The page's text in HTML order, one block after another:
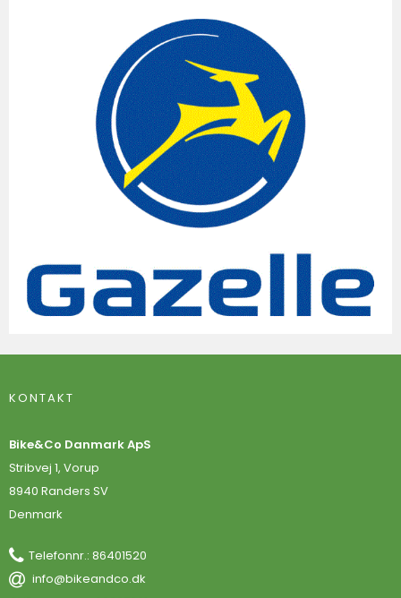
KONTAKT
Bike&Co Danmark ApS
Stribvej 1, Vorup
8940 Randers SV
Denmark
Telefonnr.: 86401520
info@bikeandco.dk